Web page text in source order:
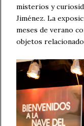
misterios y
Jiménez. La
meses de verano
objetos